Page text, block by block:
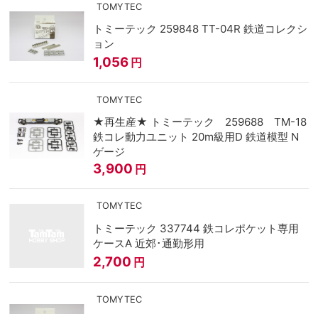
TOMYTEC
トミーテック 259848 TT-04R 鉄道コレクシ
ョン
1,056 円
TOMYTEC
★再生産★ トミーテック 259688 TM-18
鉄コレ動力ユニット 20m級用D 鉄道模型 N
ゲージ
3,900 円
TOMYTEC
トミーテック 337744 鉄コレポケット専用
ケースA 近郊･通勤形用
2,700 円
TOMYTEC